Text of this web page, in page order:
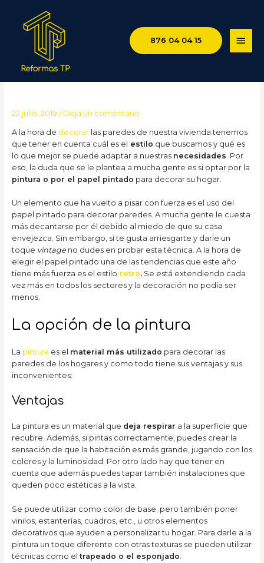
876 04 04 15
¿Pintura o papel pintado?
22 julio, 2019 / Deja un comentario
A la hora de decorarlas paredes de nuestra vivienda tenemos
que tener en cuenta cuál es el estilo que buscamos y qué es
lo que mejor se puede adaptar a nuestras necesidades. Por
eso, la duda que se le plantea a mucha gente es si optar por la
pintura o por el papel pintado para decorar su hogar.
Un elemento que ha vuelto a pisar con fuerza es el uso del
papel pintado para decorar paredes. A mucha gente le cuesta
más decantarse por él debido al miedo de que su casa
envejezca. Sin embargo, si te gusta arriesgarte y darle un
toque vintage no dudes en probar esta técnica. A la hora de
elegir el papel pintado una de las tendencias que este año
tiene más fuerza es el estilo retro.Se está extendiendo cada
vez más en todos los sectores y la decoración no podía ser
menos.
La opción de la pintura
La pintura es el material más utilizado para decorar las
paredes de los hogares y como todo tiene sus ventajas y sus
inconvenientes:
Ventajas
La pintura es un material que deja respirar a la superficie que
recubre. Además, si pintas correctamente, puedes crear la
sensación de que la habitación es más grande, jugando con los
colores y la luminosidad. Por otro lado hay que tener en
cuenta que además puedes tapar también instalaciones que
queden poco estéticas a la vista.
Se puede utilizar como color de base, pero también poner
vinilos, estanterías, cuadros, etc., u otros elementos
decorativos que ayuden a personalizar tu hogar. Para darle a la
pintura un toque diferente con otras texturas se pueden utilizar
técnicas como eltrapeado o el esponjado